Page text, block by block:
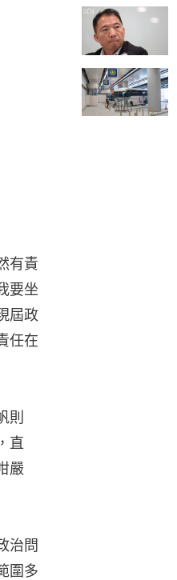
有責
要坐
屆政
任在
則
直
嚴
治問
圍多